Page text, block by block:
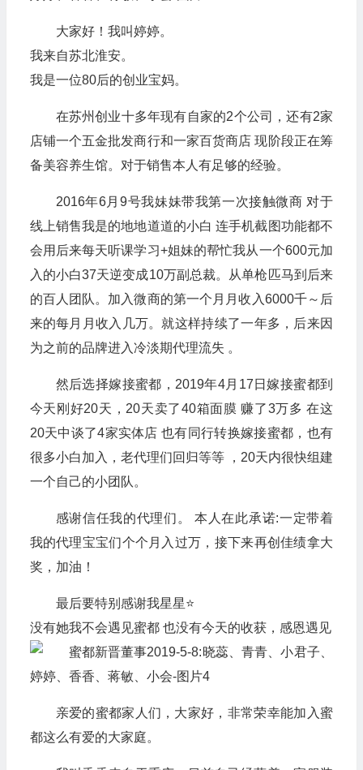
大家好！我叫婷婷。
我来自苏北淮安。
我是一位80后的创业宝妈。
在苏州创业十多年现有自家的2个公司，还有2家
店铺一个五金批发商行和一家百货商店 现阶段正在筹
备美容养生馆。对于销售本人有足够的经验。
2016年6月9号我妹妹带我第一次接触微商 对于
线上销售我是的地地道道的小白 连手机截图功能都不
会用后来每天听课学习+姐妹的帮忙我从一个600元加
入的小白37天逆变成10万副总裁。从单枪匹马到后来
的百人团队。加入微商的第一个月月收入6000千～后
来的每月月收入几万。就这样持续了一年多，后来因
为之前的品牌进入冷淡期代理流失 。
然后选择嫁接蜜都，2019年4月17日嫁接蜜都到
今天刚好20天，20天卖了40箱面膜 赚了3万多 在这
20天中谈了4家实体店 也有同行转换嫁接蜜都，也有
很多小白加入，老代理们回归等等 ，20天内很快组建
一个自己的小团队。
感谢信任我的代理们。 本人在此承诺:一定带着
我的代理宝宝们个个月入过万，接下来再创佳绩拿大
奖，加油！
最后要特别感谢我星星⭐
没有她我不会遇见蜜都 也没有今天的收获，感恩遇见
亲爱的蜜都家人们，大家好，非常荣幸能加入蜜
都这么有爱的大家庭。